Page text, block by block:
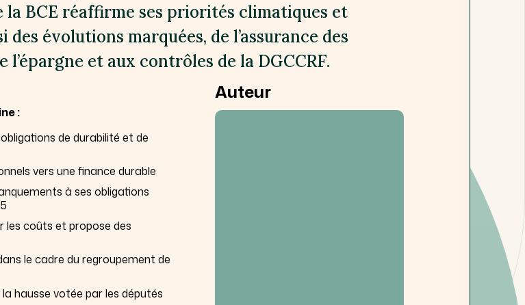
BCE réaffirme ses priorités climatiques et
évolutions marquées, de l’assurance des
et aux contrôles de la DGCCRF.
:
de durabilité et de
vers une finance durable
à ses obligations
les coûts et propose des
le cadre du regroupement de
hausse votée par les députés
Auteur